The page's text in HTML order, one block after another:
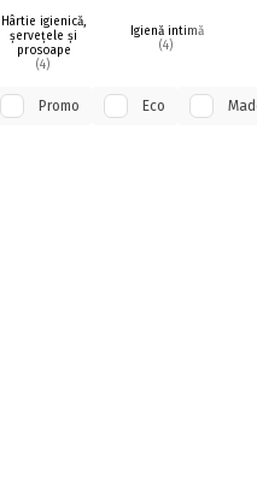
Hârtie igienică,
șervețele și
prosoape
(4)
Igienă intimă
(4)
Promo Eco